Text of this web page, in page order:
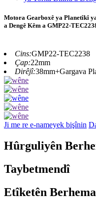
Motora Gearboxê ya Planetîkî
a Dengê Kêm a GMP22-
Cins:GMP22-TEC2238
Çap:22mm
Dirêjî:38mm+Gargava
Ji me re e-nameyek bişînin
Hûrguliyên
Taybetmendî
Etîketên